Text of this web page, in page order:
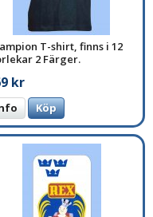
T-shirt, finns i 12
2 Färger.
kr
Köp